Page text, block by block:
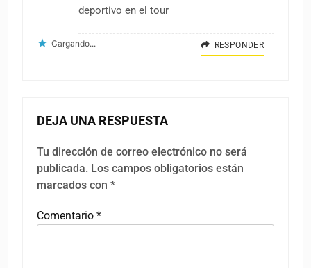
deportivo en el tour
Cargando... RESPONDER
DEJA UNA RESPUESTA
Tu dirección de correo electrónico no será
publicada. Los campos obligatorios están
marcados con *
Comentario *